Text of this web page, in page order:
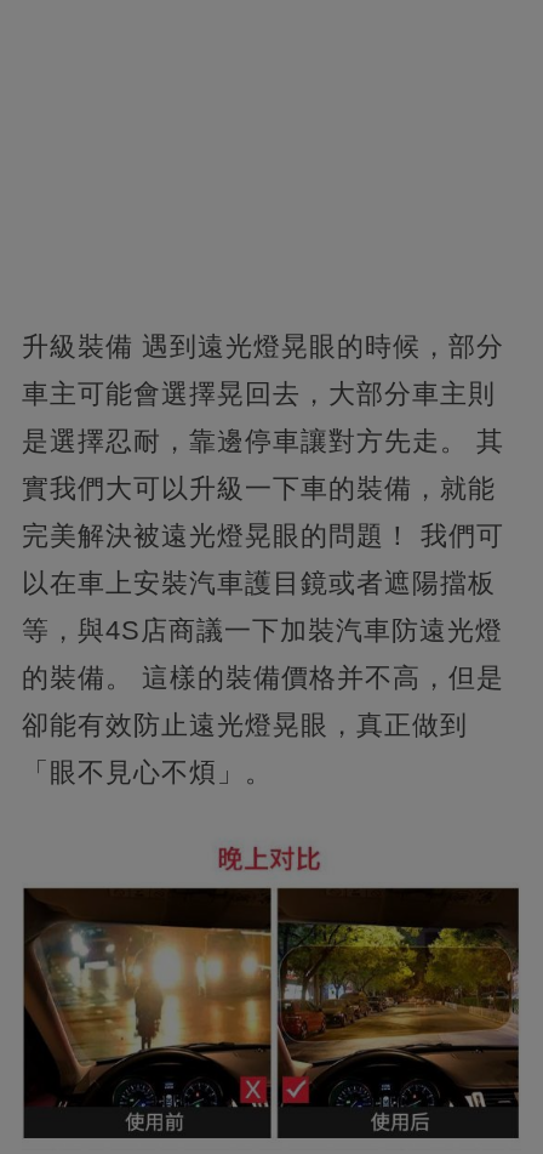
升級裝備 遇到遠光燈晃眼的時候，部分
車主可能會選擇晃回去，大部分車主則
是選擇忍耐，靠邊停車讓對方先走。 其
實我們大可以升級一下車的裝備，就能
完美解決被遠光燈晃眼的問題！ 我們可
以在車上安裝汽車護目鏡或者遮陽擋板
等，與4S店商議一下加裝汽車防遠光燈
的裝備。 這樣的裝備價格并不高，但是
卻能有效防止遠光燈晃眼，真正做到
「眼不見心不煩」。